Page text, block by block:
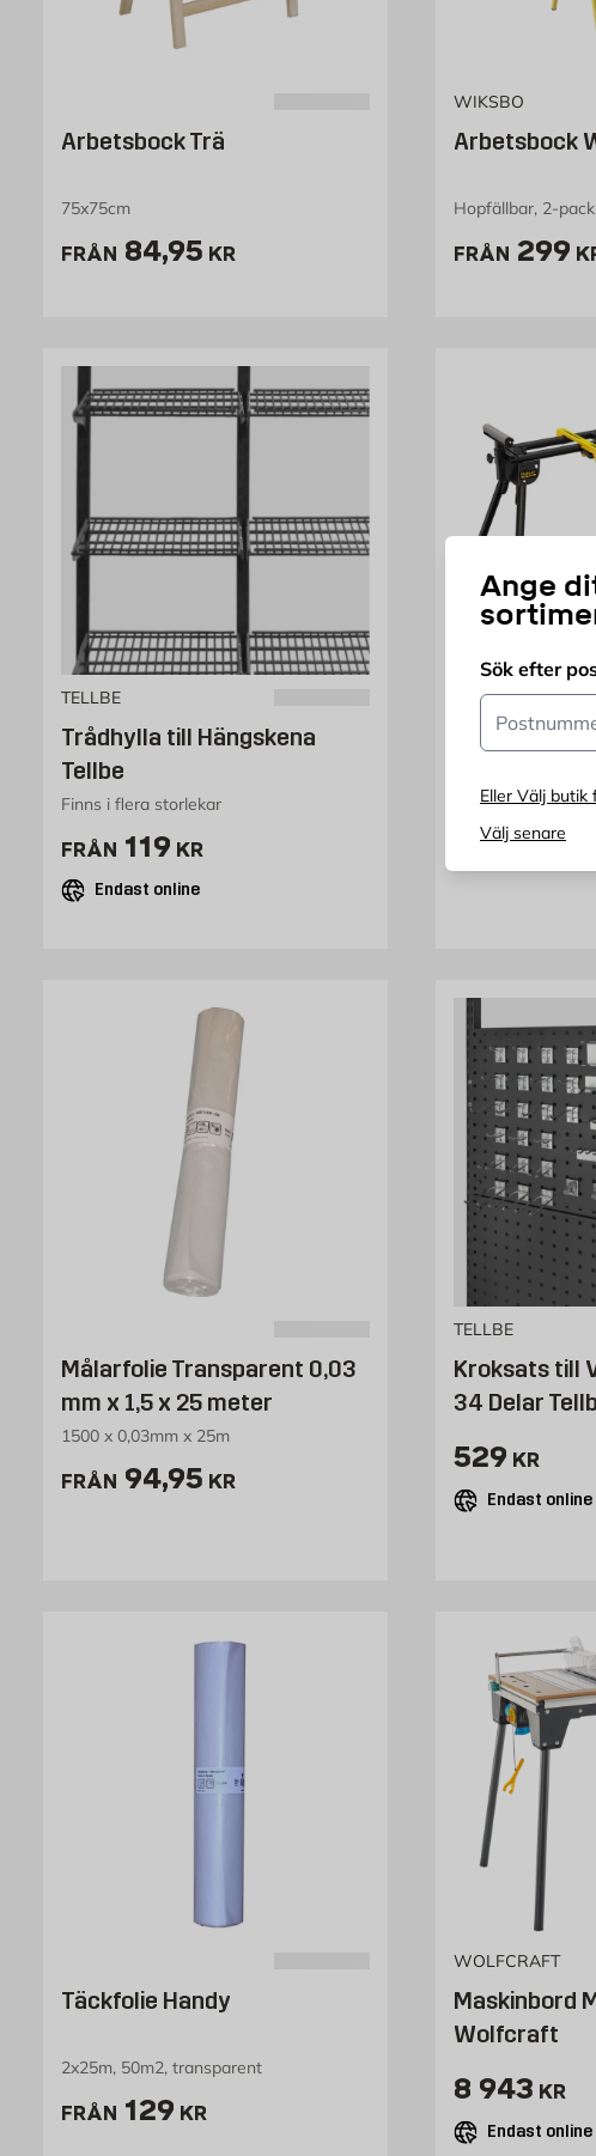
Ange
Sök efter
Postnummer
Eller Välj butik
Välj senare
Arbetsbock Trä
75x75cm
FRÅN Pris 84.95 kr
84,95 KR
WIKSBO
Arbetsbock
Hopfällbar, 2-pack
FRÅN Pris
299
TELLBE
Trådhylla till Hängskena
Tellbe
Finns i flera storlekar
FRÅN Pris 119 kr
119 KR
Endast online
STANLEY
Sågbänk
Hopfällbart
FRÅN Pris
1 295
Målarfolie Transparent 0,03
mm x 1,5 x 25 meter
1500 x 0,03mm x 25m
FRÅN Pris 94.95 kr
94,95 KR
TELLBE
Kroksats till
34 Delar
Pris 529 kr
529 KR
Endast online
Täckfolie Handy
2x25m, 50m2, transparent
FRÅN Pris 129 kr
129 KR
WOLFCRAFT
Maskinbord
Wolfcraft
Pris 8943
8 943 KR
Endast online